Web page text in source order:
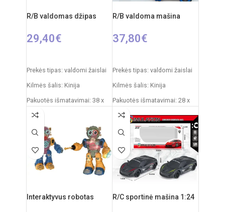
R/B valdomas džipas
29,40€
Prekės tipas: valdomi žaislai
Kilmės šalis: Kinija
Pakuotės išmatavimai: 38 x
20 x 20 cm
Džipo išmatavimai: 27 x 17 x
17 cm
Rekomenduojamas amžius:
nuo 6 metų
Valdymo pulto elementai: 2 x
Mašinos akumuliatorius: 4.8V
R/B valdoma mašina
37,80€
Prekės tipas: valdomi žaislai
Kilmės šalis: Kinija
Pakuotės išmatavimai: 28 x
19 x 18 cm
Dažnis: 2,4 GHz
Nuotolinio valdymo pultas:
2xAA elementai
RC automobilio
akumuliatorius: 3,7V
nuo 14 metų
Interaktyvus robotas R/C sportinė mašina 1:24